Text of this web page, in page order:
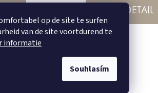
op de site te surfen
van de site voortdurend te
informatie
Souhlasím
DETAIL